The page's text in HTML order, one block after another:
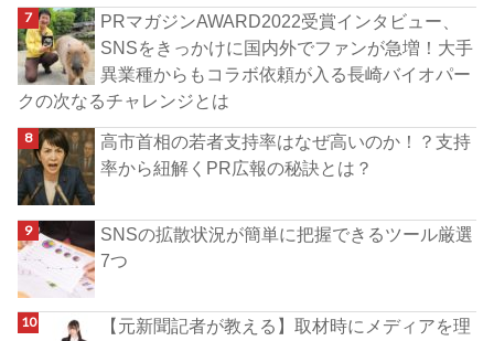
PRマガジンAWARD2022受賞インタビュー、
SNSをきっかけに国内外でファンが急増！大手
異業種からもコラボ依頼が入る長崎バイオパー
クの次なるチャレンジとは
高市首相の若者支持率はなぜ高いのか！？支持
率から紐解くPR広報の秘訣とは？
SNSの拡散状況が簡単に把握できるツール厳選
7つ
【元新聞記者が教える】取材時にメディアを理